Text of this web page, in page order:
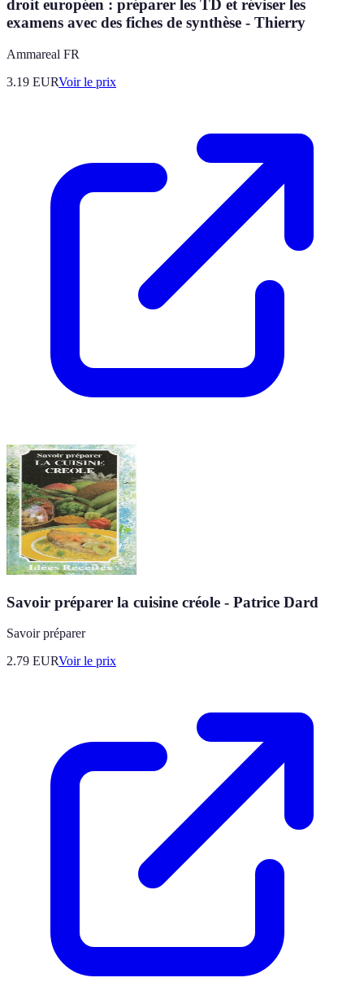
droit européen : préparer les TD et réviser les
examens avec des fiches de synthèse - Thierry
Ammareal FR
3.19 EURVoir le prix
Savoir préparer la cuisine créole - Patrice Dard
Savoir préparer
2.79 EURVoir le prix